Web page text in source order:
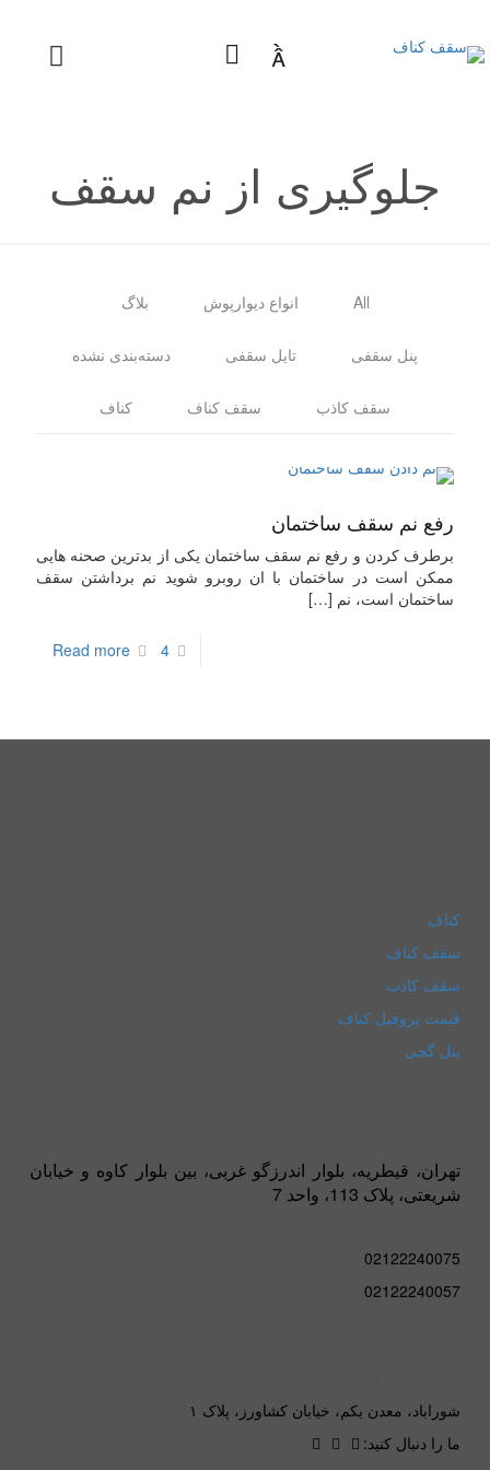

جلوگیری از نم سقف
All انواع دیوارپوش بلاگ
پنل سقفی تایل سقفی دسته‌بندی نشده
سقف کاذب سقف کناف کناف
رفع نم سقف ساختمان
برطرف کردن و رفع نم سقف ساختمان یکی از بدترین صحنه هایی
ممکن است در ساختمان با ان روبرو شوید نم برداشتن سقف
ساختمان است، نم […]
4
Read more
کناف
سقف کناف
سقف کاذب
قیمت پروفیل کناف
پنل گچی
تهران، قیطریه، بلوار اندرزگو غربی، بین بلوار کاوه و خیابان
شریعتی، پلاک 113، واحد 7
02122240075
02122240057
شوراباد، معدن یکم، خیابان کشاورز، پلاک ۱
ما را دنبال کنید: